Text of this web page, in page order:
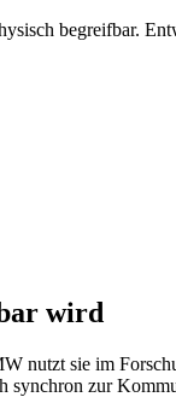
begreifbar.
wird
nutzt sie im
synchron zur